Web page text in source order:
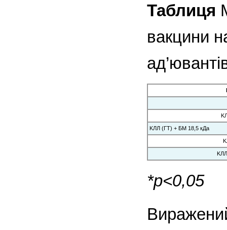
Таблиця
вакцини
KЛЛ (ГТ) + БМ 18,5 кДа
*p<0,05